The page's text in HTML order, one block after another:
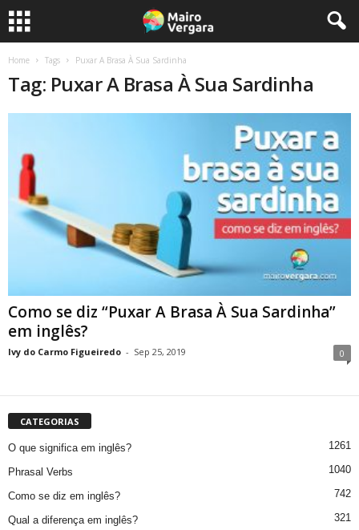
Home Tags Puxar A Brasa À Sua Sardinha
Tag: Puxar A Brasa À Sua Sardinha
Como se diz “Puxar A Brasa À Sua Sardinha”
em inglês?
Ivy do Carmo Figueiredo - Sep 25, 2019 0
CATEGORIAS
O que significa em inglês? 1261
Phrasal Verbs 1040
Como se diz em inglês? 742
Qual a diferença em inglês? 321